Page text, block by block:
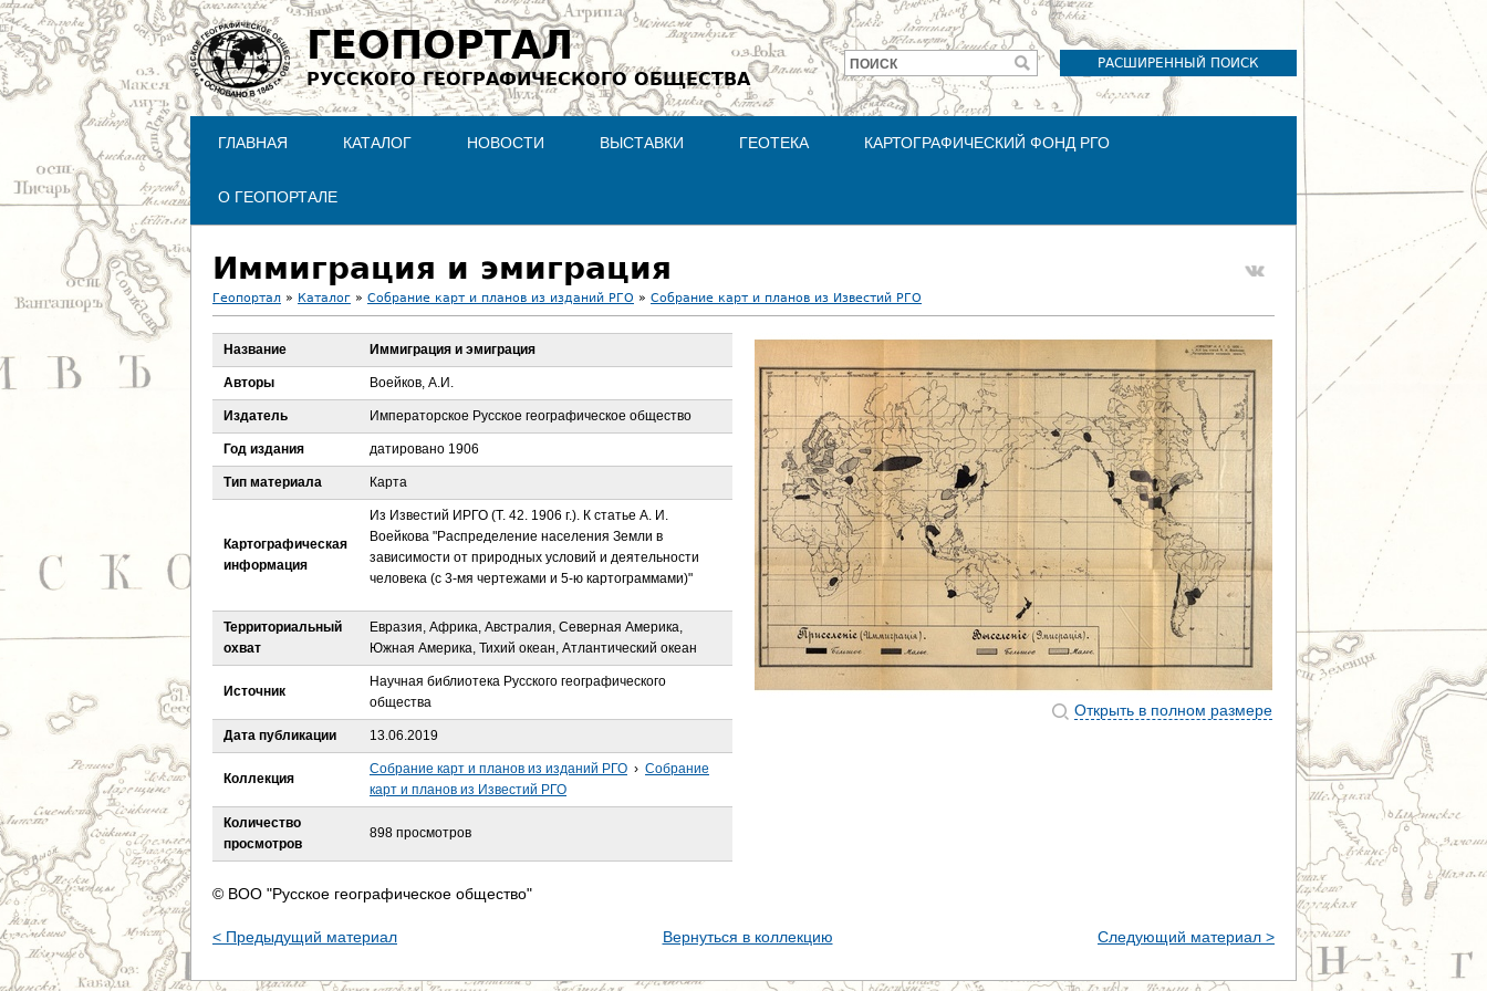
Jump to navigation
ГЕОПОРТАЛ
РУССКОГО ГЕОГРАФИЧЕСКОГО ОБЩЕСТВА
РАСШИРЕННЫЙ ПОИСК
Форма
поиска
ПОИСК
ГЛАВНАЯ КАТАЛОГ НОВОСТИ ВЫСТАВКИ ГЕОТЕКА КАРТОГРАФИЧЕСКИЙ ФОНД РГО
О ГЕОПОРТАЛЕ
Иммиграция и эмиграция
В
ы
д
е
с
Геопортал » Каталог » Собрание карт и планов из изданий РГО » Собрание карт и планов из Известий РГО
Открыть в полном размере
Название Иммиграция и эмиграция
Авторы Воейков, А.И.
Издатель Императорское Русское географическое общество
Год издания датировано 1906
Тип материала Карта
Картографическая
информация
Из Известий ИРГО (Т. 42. 1906 г.). К статье А. И.
Воейкова "Распределение населения Земли в
зависимости от природных условий и деятельности
человека (с 3-мя чертежами и 5-ю картограммами)"
Территориальный
охват
Евразия, Африка, Австралия, Северная Америка,
Южная Америка, Тихий океан, Атлантический океан
Источник
Научная библиотека Русского географического
общества
Дата публикации 13.06.2019
Коллекция
Собрание карт и планов из изданий РГО › Собрание
карт и планов из Известий РГО
Количество
просмотров
898 просмотров
© ВОО "Русское географическое общество"
< Предыдущий материал Вернуться в коллекцию Следующий материал >